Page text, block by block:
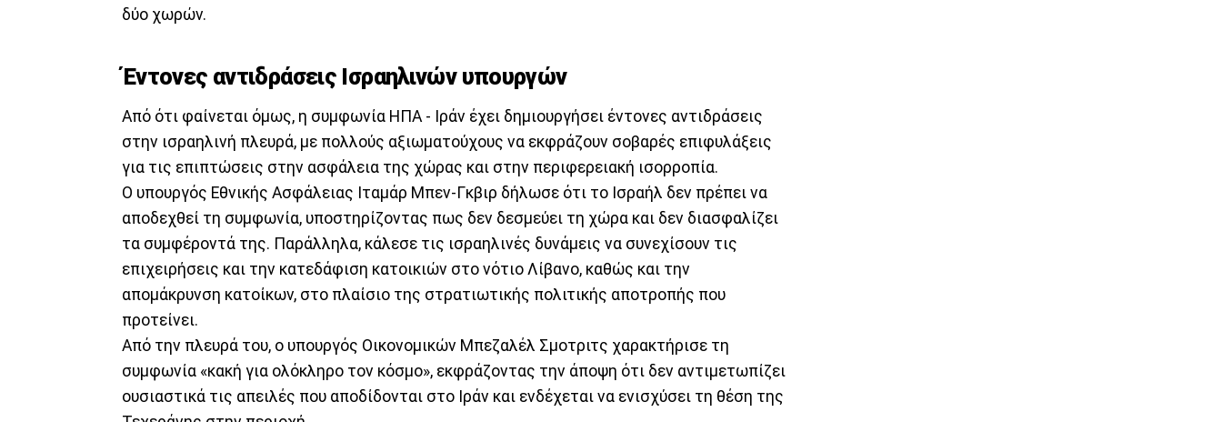
δύο χωρών.
Έντονες αντιδράσεις Ισραηλινών υπουργών
Από ότι φαίνεται όμως, η συμφωνία ΗΠΑ - Ιράν έχει δημιουργήσει έντονες αντιδράσεις
στην ισραηλινή πλευρά, με πολλούς αξιωματούχους να εκφράζουν σοβαρές επιφυλάξεις
για τις επιπτώσεις στην ασφάλεια της χώρας και στην περιφερειακή ισορροπία.
Ο υπουργός Εθνικής Ασφάλειας Ιταμάρ Μπεν-Γκβιρ δήλωσε ότι το Ισραήλ δεν πρέπει να
αποδεχθεί τη συμφωνία, υποστηρίζοντας πως δεν δεσμεύει τη χώρα και δεν διασφαλίζει
τα συμφέροντά της. Παράλληλα, κάλεσε τις ισραηλινές δυνάμεις να συνεχίσουν τις
επιχειρήσεις και την κατεδάφιση κατοικιών στο νότιο Λίβανο, καθώς και την
απομάκρυνση κατοίκων, στο πλαίσιο της στρατιωτικής πολιτικής αποτροπής που
προτείνει.
Από την πλευρά του, ο υπουργός Οικονομικών Μπεζαλέλ Σμοτριτς χαρακτήρισε τη
συμφωνία «κακή για ολόκληρο τον κόσμο», εκφράζοντας την άποψη ότι δεν αντιμετωπίζει
ουσιαστικά τις απειλές που αποδίδονται στο Ιράν και ενδέχεται να ενισχύσει τη θέση της